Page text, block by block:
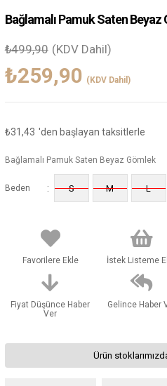
Bağlamalı Pamuk Saten
₺499,90 (KDV Dahil)
₺259,90 (KDV Dahil)
₺31,43 'den başlayan taksitlerle
Bağlamalı Pamuk Saten Beyaz Gömlek
Beden : S M L
Favorilere Ekle İstek Listeme
Fiyat Düşünce Haber
Ver
Gelince Haber
Ürün